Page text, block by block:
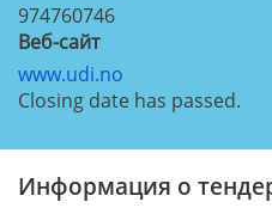
974760746
Веб-сайт
www.udi.no
Closing date has passed.
Информация о